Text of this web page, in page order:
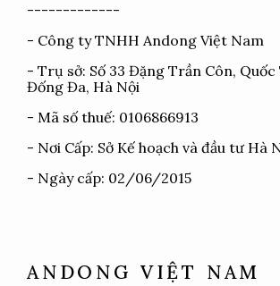
-------------
- Công ty TNHH Andong Việt Nam
- Trụ sở: Số 33 Đặng Trần Côn, Quốc
Đống Đa, Hà Nội
- Mã số thuế: 0106866913
- Nơi Cấp: Sở Kế hoạch và đầu tư Hà
- Ngày cấp: 02/06/2015
ANDONG VIỆT NAM